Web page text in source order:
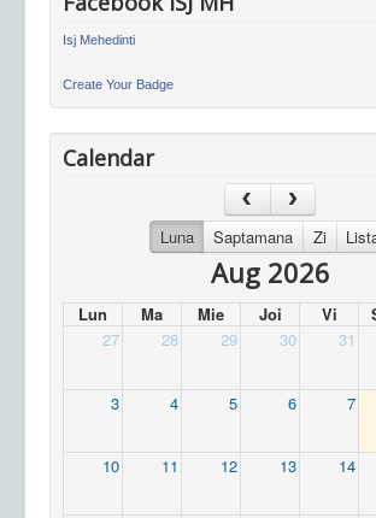
Isj Mehedinti
Create Your Badge
Calendar
Luna Saptamana Zi
Aug 2026
Lun Ma Mie Joi Vi
27
28 29 30 31
3 4 5 6 7
10 11 12 13 14